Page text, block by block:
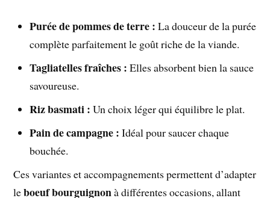
Purée de pommes de terre : La douceur de la purée
complète parfaitement le goût riche de la viande.
Tagliatelles fraîches : Elles absorbent bien la sauce
savoureuse.
Riz basmati : Un choix léger qui équilibre le plat.
Pain de campagne : Idéal pour saucer chaque
bouchée.
Ces variantes et accompagnements permettent d’adapter
leboeuf bourguignonà différentes occasions, allant